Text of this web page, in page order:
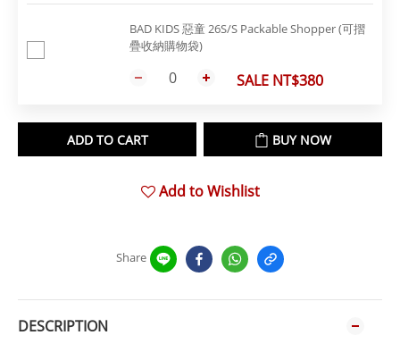
BAD KIDS 惡童 26S/S Packable Shopper (可摺
疊收納購物袋)
SALE NT$380
ADD TO CART BUY NOW
Add to Wishlist
Share
DESCRIPTION